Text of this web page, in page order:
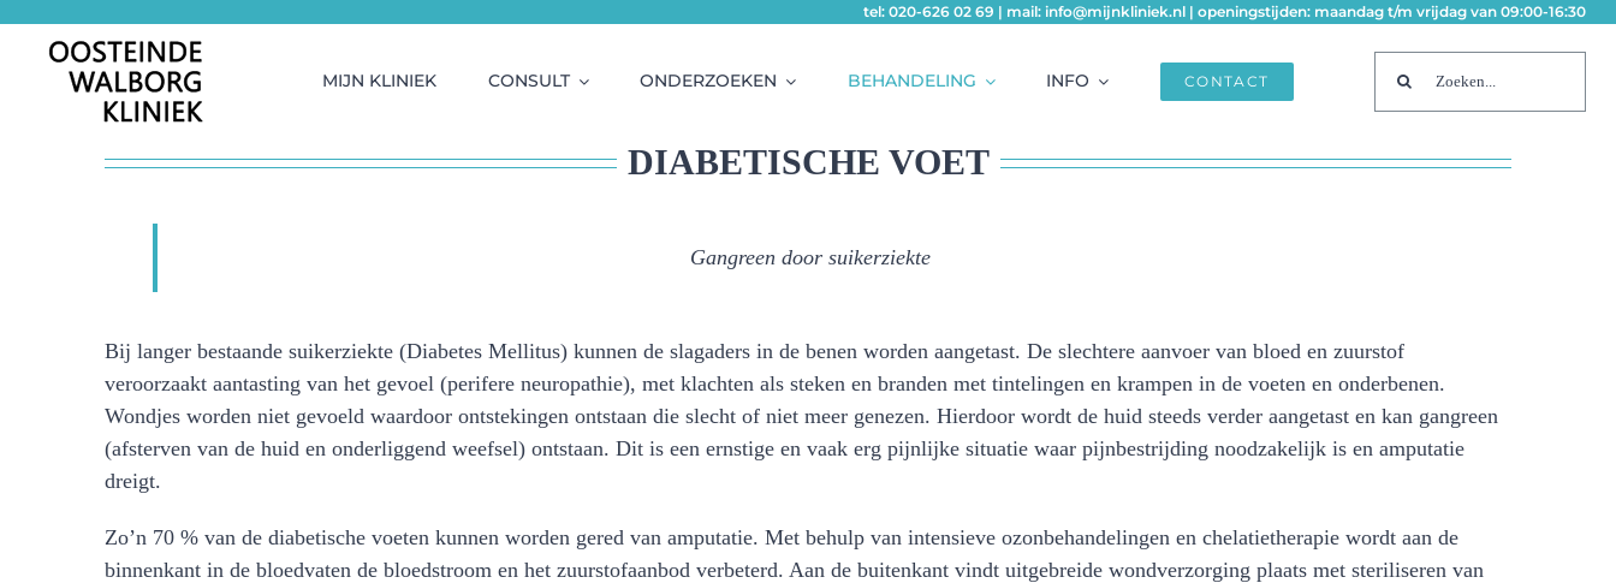
tel: 020-626 02 69 | mail: info@mijnkliniek.nl | openingstijden: maandag t/m vrijdag van 09:00-16:30
MIJN KLINIEK CONSULT ONDERZOEKEN BEHANDELING INFO CONTACT
DIABETISCHE VOET
Gangreen door suikerziekte
Bij langer bestaande suikerziekte (Diabetes Mellitus) kunnen de slagaders in de benen worden aangetast. De slechtere aanvoer van bloed en zuurstof
veroorzaakt aantasting van het gevoel (perifere neuropathie), met klachten als steken en branden met tintelingen en krampen in de voeten en onderbenen.
Wondjes worden niet gevoeld waardoor ontstekingen ontstaan die slecht of niet meer genezen. Hierdoor wordt de huid steeds verder aangetast en kan gangreen
(afsterven van de huid en onderliggend weefsel) ontstaan. Dit is een ernstige en vaak erg pijnlijke situatie waar pijnbestrijding noodzakelijk is en amputatie
dreigt.
Zo’n 70 % van de diabetische voeten kunnen worden gered van amputatie. Met behulp van intensieve ozonbehandelingen en chelatietherapie wordt aan de
binnenkant in de bloedvaten de bloedstroom en het zuurstofaanbod verbeterd. Aan de buitenkant vindt uitgebreide wondverzorging plaats met steriliseren van